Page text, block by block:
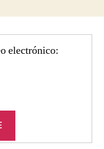
electrónico: